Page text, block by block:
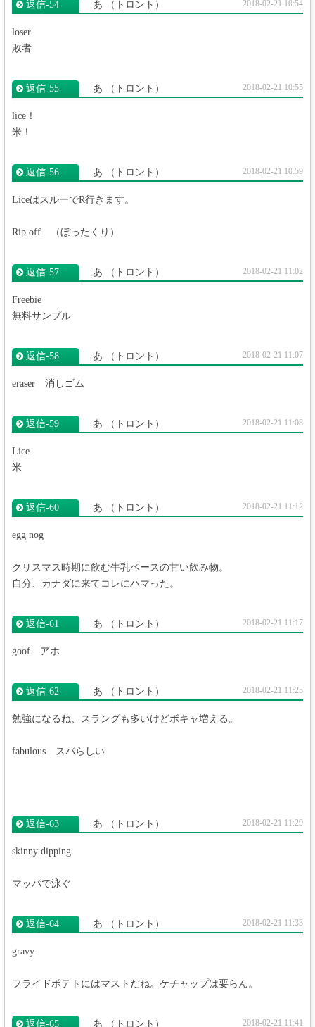
返信‐54 あ （トロント） 2018-02-21 10:54
loser
敗者
返信‐55 あ （トロント） 2018-02-21 10:55
lice！
米！
返信‐56 あ （トロント） 2018-02-21 10:59
LiceはスルーでR行きます。
Rip off （ぼったくり）
返信‐57 あ （トロント） 2018-02-21 11:02
Freebie
無料サンプル
返信‐58 あ （トロント） 2018-02-21 11:07
eraser 消しゴム
返信‐59 あ （トロント） 2018-02-21 11:08
Lice
米
返信‐60 あ （トロント） 2018-02-21 11:12
egg nog
クリスマス時期に飲む牛乳ベースの甘い飲み物。
自分、カナダに来てコレにハマった。
返信‐61 あ （トロント） 2018-02-21 11:17
goof アホ
返信‐62 あ （トロント） 2018-02-21 11:25
勉強になるね、スラングも多いけどボキャ増える。
fabulous スバらしい
返信‐63 あ （トロント） 2018-02-21 11:29
skinny dipping
マッパで泳ぐ
返信‐64 あ （トロント） 2018-02-21 11:33
gravy
フライドポテトにはマストだね。ケチャップは要らん。
返信‐65 あ （トロント） 2018-02-21 11:41